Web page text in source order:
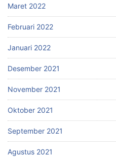
Maret 2022
Februari 2022
Januari 2022
Desember 2021
November 2021
Oktober 2021
September 2021
Agustus 2021